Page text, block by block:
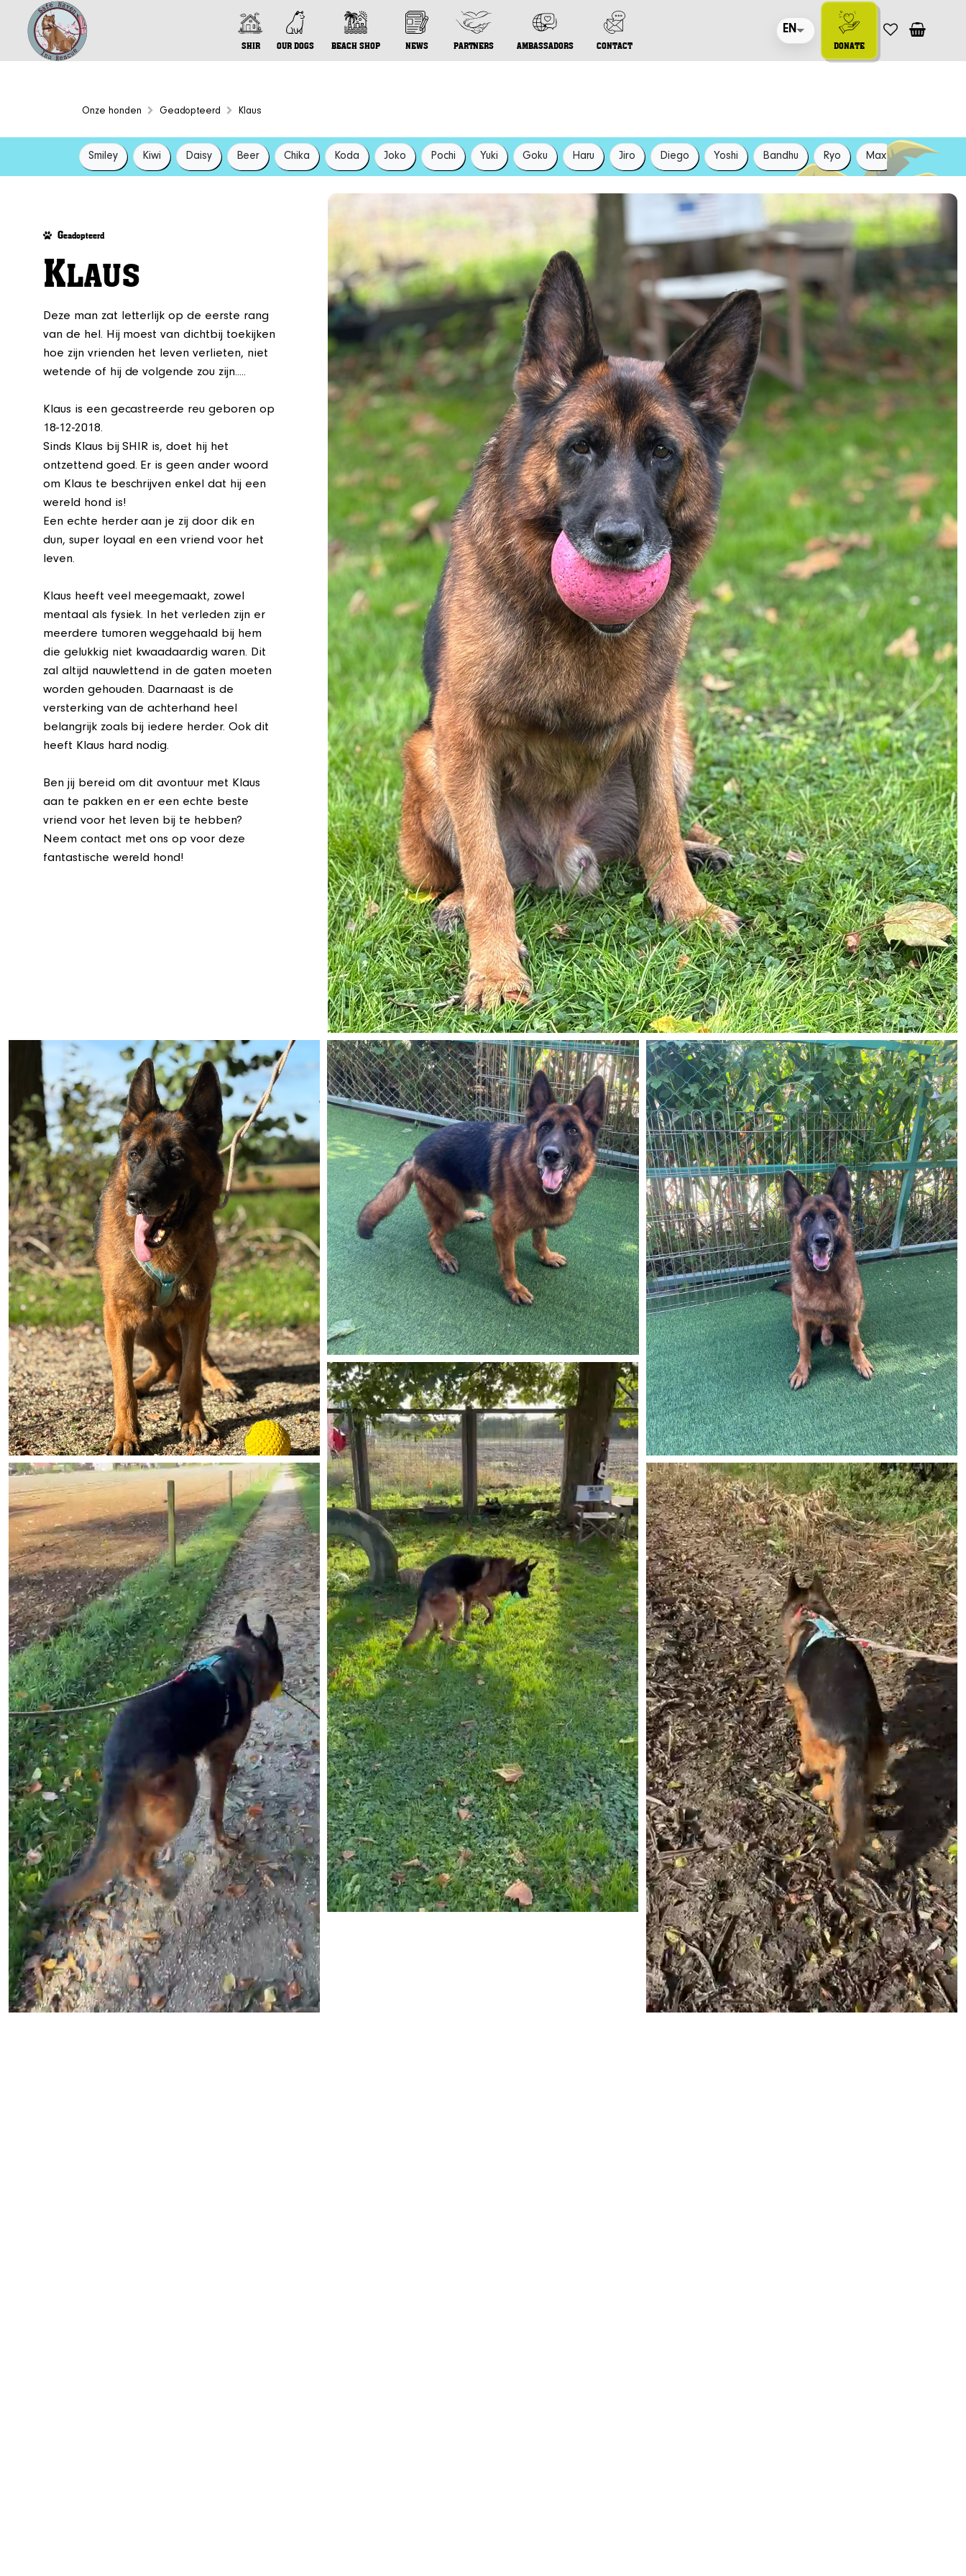
SHIR OUR DOGS BEACH SHOP NEWS PARTNERS AMBASSADORS CONTACT
EN
DONATE
Onze honden Geadopteerd Klaus
Smiley Kiwi Daisy Beer Chika Koda Joko Pochi Yuki Goku Haru Jiro Diego Yoshi Bandhu Ryo Max Luna
Geadopteerd
KLAUS
Deze man zat letterlijk op de eerste rang
van de hel. Hij moest van dichtbij toekijken
hoe zijn vrienden het leven verlieten, niet
wetende of hij de volgende zou zijn.....
Klaus is een gecastreerde reu geboren op
18-12-2018.
Sinds Klaus bij SHIR is, doet hij het
ontzettend goed. Er is geen ander woord
om Klaus te beschrijven enkel dat hij een
wereld hond is!
Een echte herder aan je zij door dik en
dun, super loyaal en een vriend voor het
leven.
Klaus heeft veel meegemaakt, zowel
mentaal als fysiek. In het verleden zijn er
meerdere tumoren weggehaald bij hem
die gelukkig niet kwaadaardig waren. Dit
zal altijd nauwlettend in de gaten moeten
worden gehouden. Daarnaast is de
versterking van de achterhand heel
belangrijk zoals bij iedere herder. Ook dit
heeft Klaus hard nodig.
Ben jij bereid om dit avontuur met Klaus
aan te pakken en er een echte beste
vriend voor het leven bij te hebben?
Neem contact met ons op voor deze
fantastische wereld hond!